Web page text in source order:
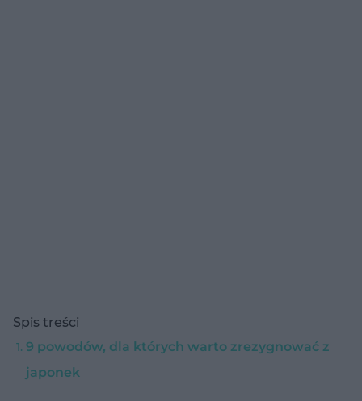
Spis treści
9 powodów, dla których warto zrezygnować z
japonek